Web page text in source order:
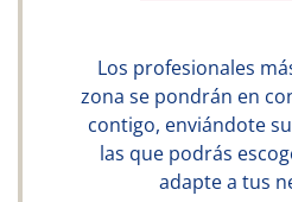
Los profesionales
zona se pondrán en
contigo, enviándote
las que podrás
adapte a tus